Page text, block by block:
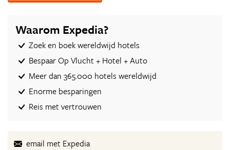
Waarom Expedia?
Zoek en boek wereldwijd hotels
Bespaar Op Vlucht + Hotel + Auto‎
Meer dan 365.000 hotels wereldwijd
Enorme besparingen
Reis met vertrouwen
email met Expedia